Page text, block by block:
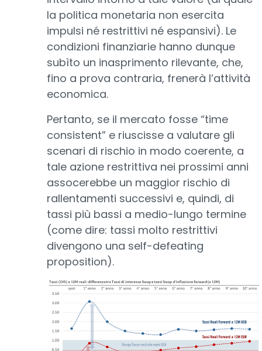
la politica monetaria non esercita
impulsi né restrittivi né espansivi). Le
condizioni finanziarie hanno dunque
subìto un inasprimento rilevante, che,
fino a prova contraria, frenerà l’attività
economica.
Pertanto, se il mercato fosse “time
consistent” e riuscisse a valutare gli
scenari di rischio in modo coerente, a
tale azione restrittiva nei prossimi anni
assocerebbe un maggior rischio di
rallentamenti successivi e, quindi, di
tassi più bassi a medio-lungo termine
(come dire: tassi molto restrittivi
divengono una self-defeating
proposition).